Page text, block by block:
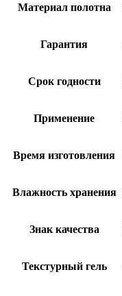
Материал полотна
Гарантия
Срок годности
Применение
Время изготовления
Влажность хранения
Знак качества
Текстурный гель